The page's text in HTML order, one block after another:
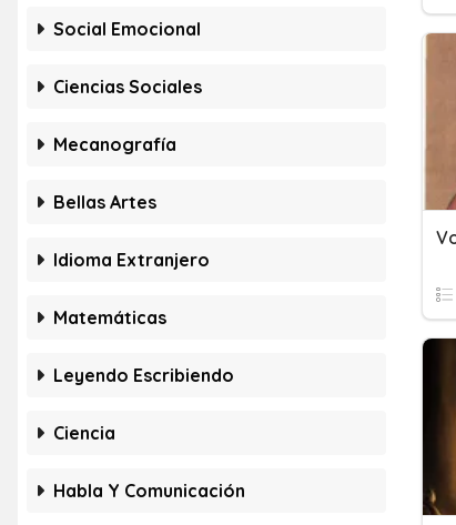
Social Emocional
Ciencias Sociales
Mecanografía
Bellas Artes
Idioma Extranjero
Matemáticas
Leyendo Escribiendo
Ciencia
Habla Y Comunicación